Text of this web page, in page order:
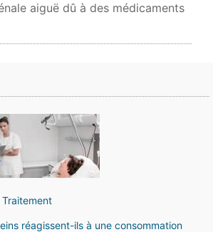
aiguë dû à des médicaments
Traitement
réagissent-ils à une consommation